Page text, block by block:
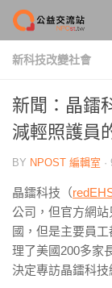
Skip to content
新科技改變社會
新聞：晶鐳
減輕照護員
BY NPOST 編輯室 ·
晶鐳科技（
公司，但官方網
國，但是主要員
理了美國200多家
決定專訪晶鐳科